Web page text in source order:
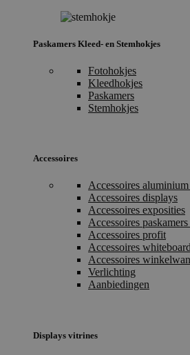
Paskamers Kleed- en Stemhokjes
Fotohokjes
Kleedhokjes
Paskamers
Stemhokjes
Accessoires
Accessoires
Accessoires displays
Accessoires exposities
Accessoires
Accessoires profit
Accessoires
Accessoires
Verlichting
Aanbiedingen
Displays vitrines